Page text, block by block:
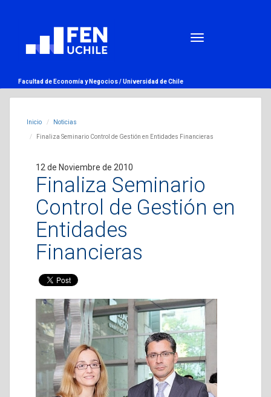
Facultad de Economía y Negocios /Universidad de Chile
Inicio Noticias
Finaliza Seminario Control de Gestión en Entidades Financieras
12 de Noviembre de 2010
Finaliza Seminario
Control de Gestión en
Entidades
Financieras